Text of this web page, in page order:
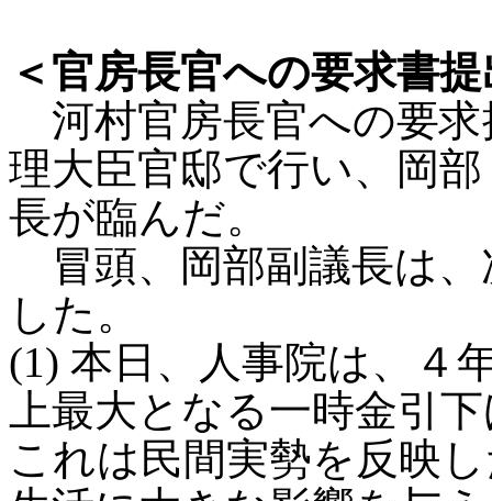
＜官房長官への要求書
河村官房長官への要求
理大臣官邸で行い、岡
長が臨んだ。
冒頭、岡部副議長は、
した。
(1) 本日、人事院は、４
上最大となる一時金引
これは民間実勢を反映